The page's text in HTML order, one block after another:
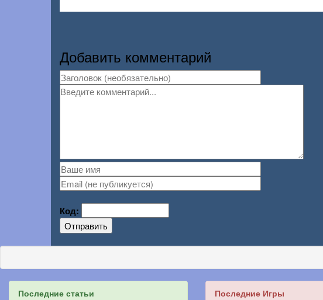
Добавить комментарий
Код:
Отправить
Последние статьи Последние Игры